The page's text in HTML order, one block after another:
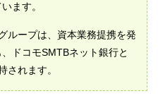
ます。
ループは、資本業務提携を発
ドコモSMTBネット銀行と
されます。